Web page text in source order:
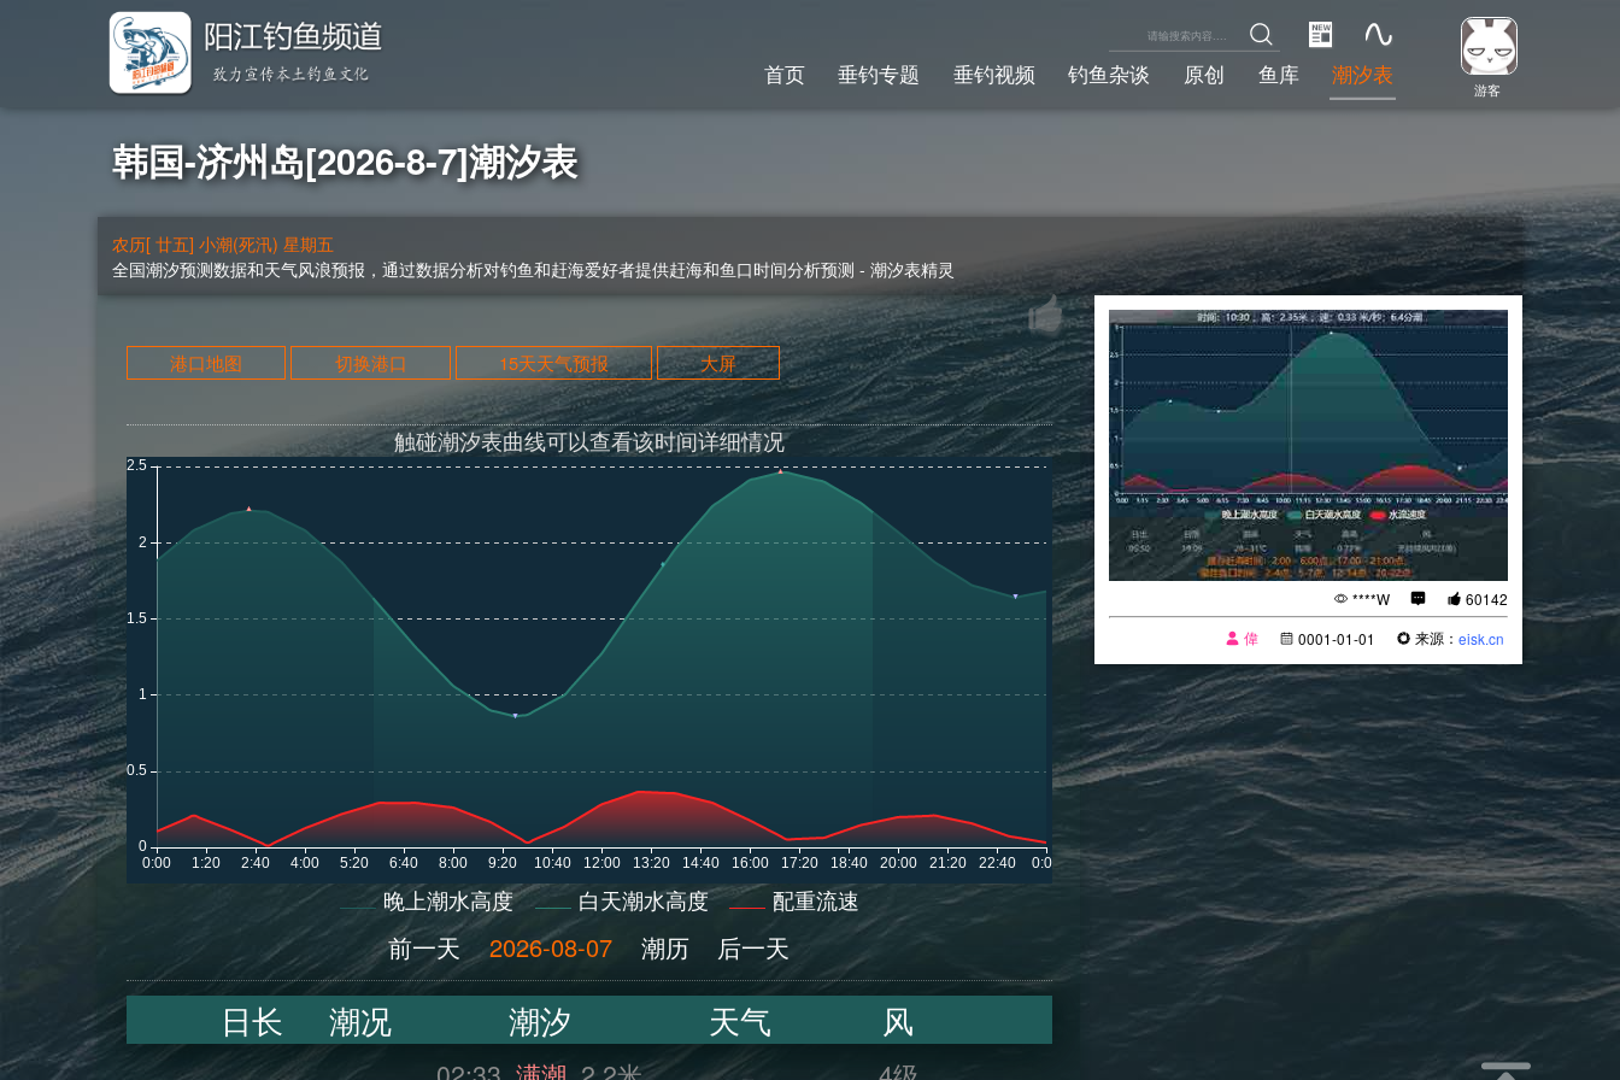
游客
首页 垂钓专题 垂钓视频 钓鱼杂谈 原创 鱼库 潮汐表
韩国-济州岛[2026-8-7]潮汐表
农历[ 廿五] 小潮(死汛) 星期五
全国潮汐预测数据和天气风浪预报，通过数据分析对钓鱼和赶海爱好者提供赶海和鱼口时间分析预测 - 潮汐表精灵
港口地图 切换港口 15天天气预报 大屏
触碰潮汐表曲线可以查看该时间详细情况
晚上潮水高度 白天潮水高度 配重流速
前一天 2026-08-07 潮历 后一天
日长 潮况 潮汐 天气 风
****W
60142
偉
0001-01-01 来源：eisk.cn